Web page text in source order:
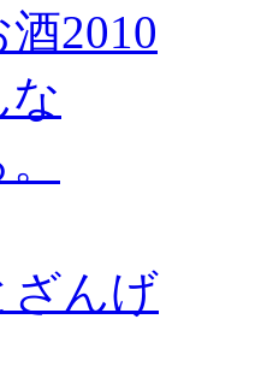
2010
ざんげ